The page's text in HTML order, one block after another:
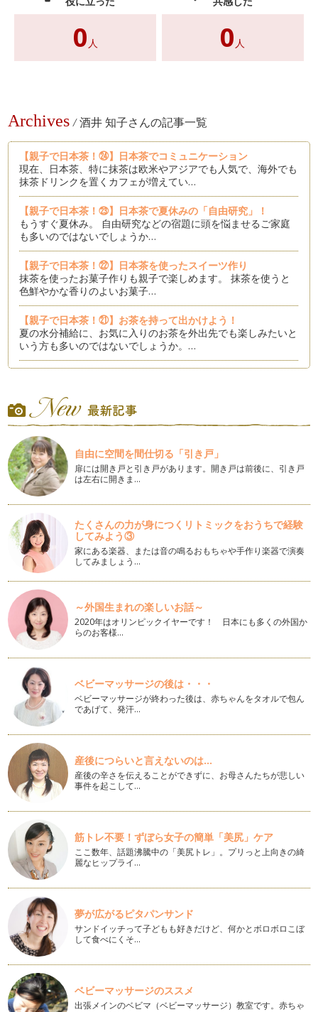
0 人 0 人
Archives / 酒井 知子さんの記事一覧
【親子で日本茶！㉔】日本茶でコミュニケーション
現在、日本茶、特に抹茶は欧米やアジアでも人気で、海外でも
抹茶ドリンクを置くカフェが増えてい…
【親子で日本茶！㉓】日本茶で夏休みの「自由研究」！
もうすぐ夏休み。 自由研究などの宿題に頭を悩ませるご家庭
も多いのではないでしょうか…
【親子で日本茶！㉒】日本茶を使ったスイーツ作り
抹茶を使ったお菓子作りも親子で楽しめます。 抹茶を使うと
色鮮やかな香りのよいお菓子…
【親子で日本茶！㉑】お茶を持って出かけよう！
夏の水分補給に、お気に入りのお茶を外出先でも楽しみたいと
いう方も多いのではないでしょうか。…
ュな清々しい爽やかな香りが特徴です…
【親子で日本茶！⑲】新茶の季節に茶摘み体験
夏も近づく八十八夜♪でおなじみの茶摘みの歌。 今年も新茶の
季節がやってきました！ …
【親子で日本茶！⑱】抹茶に合うお菓子とワンポイントマナー
抹茶に合うお菓子といえば、やはり和菓子です。 「上生菓
子」と…
【親子で日本茶！⑰】「抹茶」をたてよう！
抹茶に必要な道具がそろったら、いよいよ抹茶をたててみまし
ょう！ …
【親子で日本茶！⑯】「抹茶」に必要な道具
前回は「抹茶」の選び方についてでしたが、今回は、抹茶を点
てる際に必要な道具をご紹介します。…
【親子で日本茶！⑮】「抹茶」の選び方
「抹茶」と聞いて思い浮かべるものは何ですか？ 「茶道」・
「お…
【親子で日本茶！⑭】花粉の季節もお茶を飲もう
2月、花粉の飛散が始まる季節ですね。 マスクにメガネ、花粉
を寄せ付けないアイテムの…
【親子で日本茶！⑬】「ほうじ茶」と「玄米茶」のいれ方
「ほうじ茶」と「玄米茶」はさっぱりした味と香りを楽しむお
茶です。 香りを出すために…
【親子で日本茶！⑫】冬にぴったり「ほうじ茶」と「玄米茶」
寒い日は温かいお茶が飲みたくなりますね。 「ほうじ茶」や
「玄米茶」の香ばしい、温か…
【親子で日本茶！⑪】茶葉の賞味期限と保存方法
年末で大掃除をしていると、棚の奥から賞味期限切れの食品
が…なんて、ちょっと残…
【親子で日本茶！⑩】煎茶にぴったりのお茶請け
煎茶にはやはりお菓子がつきものですね。 お茶とお菓子でほ
っと一息、リラックスやリフ…
【親子で日本茶！⑨】煎茶をいれよう！
今回は、親子で楽しめる「深蒸し煎茶」のいれ方をご紹介しま
す。 お子様と保護者の方、…
自由に空間を間仕切る「引き戸」
扉には開き戸と引き戸があります。開き戸は前後に、引き戸
は左右に開きま…
たくさんの力が身につくリトミックをおうちで経験
してみよう③
家にある楽器、または音の鳴るおもちゃや手作り楽器で演奏
してみましょう…
～外国生まれの楽しいお話～
2020年はオリンピックイヤーです！ 日本にも多くの外国か
らのお客様…
ベビーマッサージの後は・・・
ベビーマッサージが終わった後は、赤ちゃんをタオルで包ん
であげて、発汗…
産後につらいと言えないのは...
産後の辛さを伝えることができずに、お母さんたちが悲しい
事件を起こして…
筋トレ不要！ずぼら女子の簡単「美尻」ケア
ここ数年、話題沸騰中の「美尻トレ」。プリっと上向きの綺
麗なヒップライ…
夢が広がるピタパンサンド
サンドイッチって子どもも好きだけど、何かとボロボロこぼ
して食べにくそ…
ベビーマッサージのススメ
出張メインのベビマ（ベビーマッサージ）教室です。赤ちゃ